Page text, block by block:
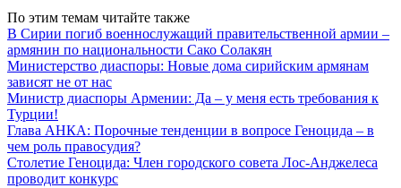
По этим темам читайте также
В Сирии погиб военнослужащий правительственной армии –
армянин по национальности Сако Солакян
Министерство диаспоры: Новые дома сирийским армянам
зависят не от нас
Министр диаспоры Армении: Да – у меня есть требования к
Турции!
Глава АНКА: Порочные тенденции в вопросе Геноцида – в
чем роль правосудия?
Столетие Геноцида: Член городского совета Лос-Анджелеса
проводит конкурс